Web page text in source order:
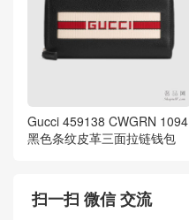
Gucci 459138 CWGRN 1094
黑色条纹皮革三面拉链钱包
扫一扫 微信 交流